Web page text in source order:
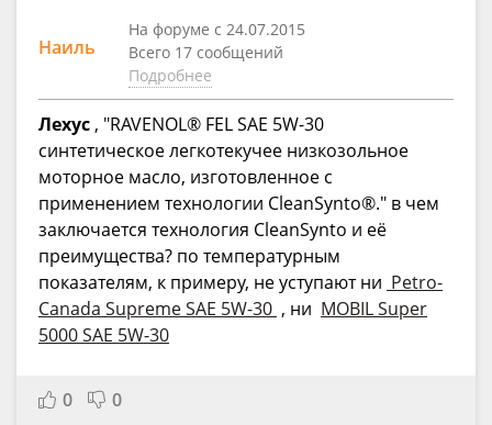
Наиль
На форуме с 24.07.2015
Всего 17 сообщений
Подробнее
Лехус , "RAVENOL® FEL SAE 5W-30
синтетическое легкотекучее низкозольное
моторное масло, изготовленное с
применением технологии CleanSynto®." в чем
заключается технология CleanSynto и её
преимущества? по температурным
показателям, к примеру, не уступают ни Petro-
Canada Supreme SAE 5W-30 , ни MOBIL Super
5000 SAE 5W-30
0 0